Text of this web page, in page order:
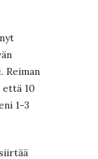
. Reiman
10
1-3